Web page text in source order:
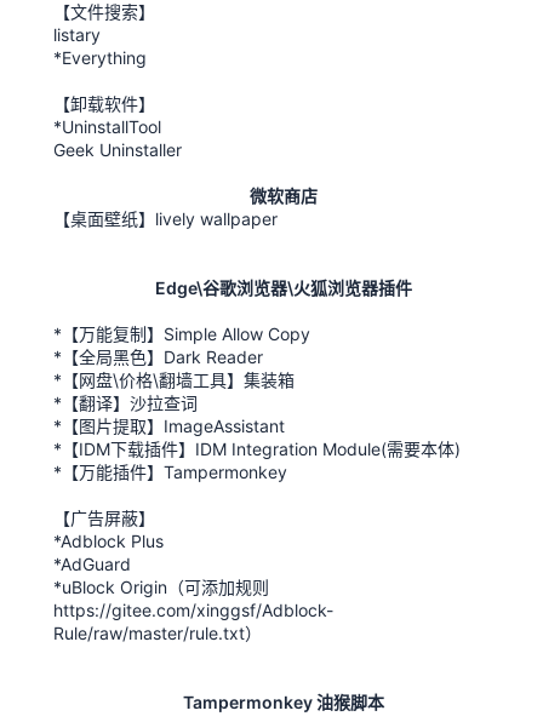
【文件搜索】
listary
*Everything
【卸载软件】
*UninstallTool
Geek Uninstaller
微软商店
【桌面壁纸】lively wallpaper
Edge\谷歌浏览器\火狐浏览器插件
*【万能复制】Simple Allow Copy
*【全局黑色】Dark Reader
*【网盘\价格\翻墙工具】集装箱
*【翻译】沙拉查词
*【图片提取】ImageAssistant
*【IDM下载插件】IDM Integration Module(需要本体)
*【万能插件】Tampermonkey
【广告屏蔽】
*Adblock Plus
*AdGuard
*uBlock Origin（可添加规则
https://gitee.com/xinggsf/Adblock-
Rule/raw/master/rule.txt）
Tampermonkey 油猴脚本